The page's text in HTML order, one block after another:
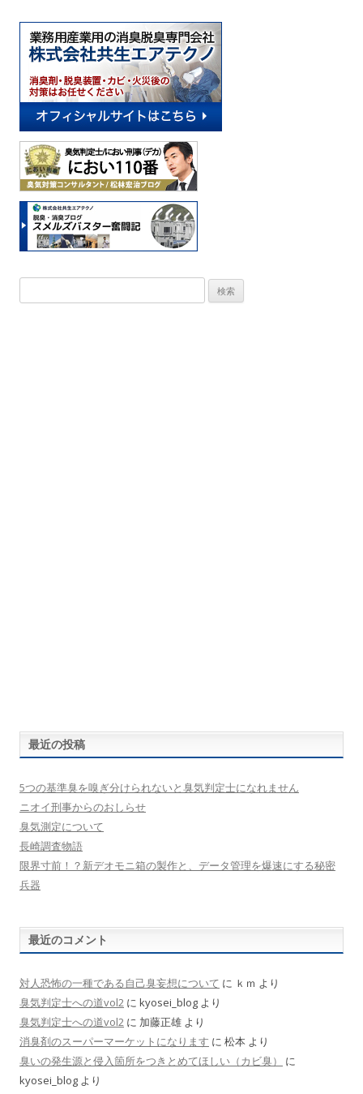
k
索:
最近の投稿
5つの基準臭を嗅ぎ分けられないと臭気判定士になれません
ニオイ刑事からのおしらせ
臭気測定について
長崎調査物語
限界寸前！？新デオモニ箱の製作と、データ管理を爆速にする秘密
兵器
最近のコメント
対人恐怖の一種である自己臭妄想について に ｋｍ より
臭気判定士への道vol2 に kyosei_blog より
臭気判定士への道vol2 に 加藤正雄 より
消臭剤のスーパーマーケットになります に 松本 より
臭いの発生源と侵入箇所をつきとめてほしい（カビ臭）
に
kyosei_blog より